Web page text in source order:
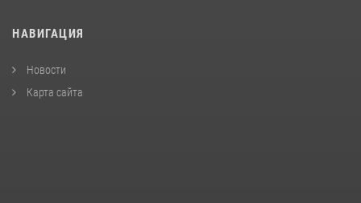
НАВИГАЦИЯ
Новости
Карта сайта